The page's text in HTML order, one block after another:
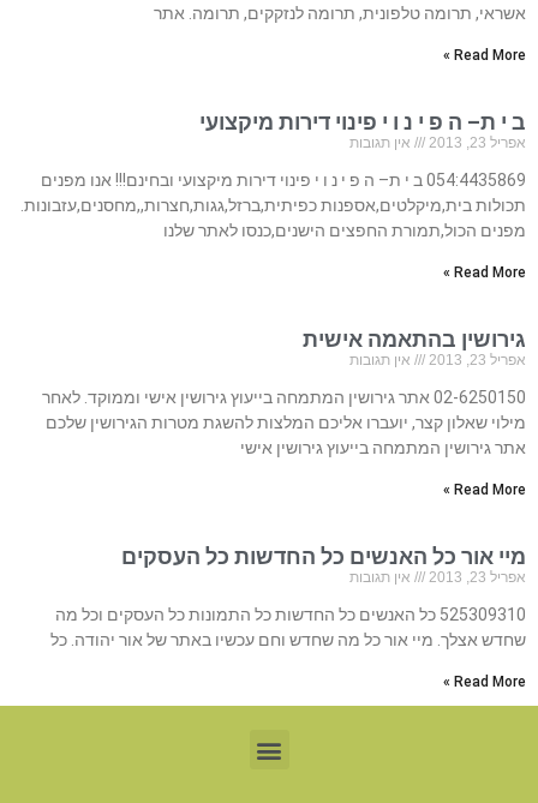
אשראי, תרומה טלפונית, תרומה לנזקקים, תרומה. אתר
Read More »
ב י ת– ה פ י נ ו י פינוי דירות מיקצועי
אפריל 23, 2013 אין תגובות
054:4435869 ב י ת– ה פ י נ ו י פינוי דירות מיקצועי ובחינם!!! אנו מפנים
תכולות בית,מיקלטים,אספנות כפיתית,ברזל,גגות,חצרות,,מחסנים,עזבונות.
מפנים הכול,תמורת החפצים הישנים,כנסו לאתר שלנו
Read More »
גירושין בהתאמה אישית
אפריל 23, 2013 אין תגובות
02-6250150 אתר גירושין המתמחה בייעוץ גירושין אישי וממוקד. לאחר
מילוי שאלון קצר, יועברו אליכם המלצות להשגת מטרות הגירושין שלכם
אתר גירושין המתמחה בייעוץ גירושין אישי
Read More »
מיי אור כל האנשים כל החדשות כל העסקים
אפריל 23, 2013 אין תגובות
525309310 כל האנשים כל החדשות כל התמונות כל העסקים וכל מה
שחדש אצלך. מיי אור כל מה שחדש וחם עכשיו באתר של אור יהודה. כל
Read More »